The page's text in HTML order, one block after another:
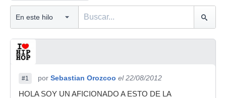
#1 por Sebastian Orozcoo el 22/08/2012
HOLA SOY UN AFICIONADO A ESTO DE LA